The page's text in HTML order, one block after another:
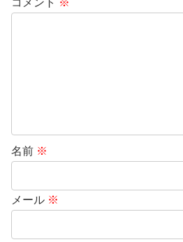
コメント ※
名前 ※
メール ※